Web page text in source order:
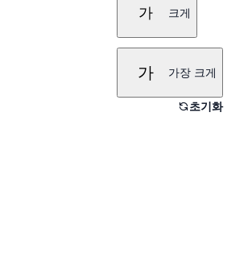
가 크게
가 가장 크게
초기화